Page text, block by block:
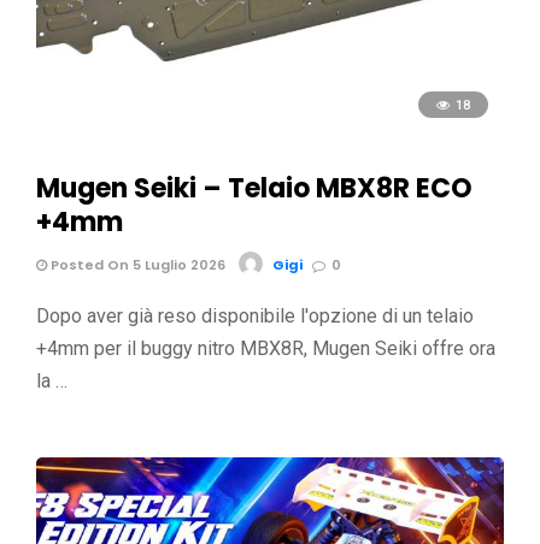
18
Mugen Seiki – Telaio MBX8R ECO
+4mm
Posted On 5 Luglio 2026 Gigi 0
Dopo aver già reso disponibile l'opzione di un telaio
+4mm per il buggy nitro MBX8R, Mugen Seiki offre ora
la …